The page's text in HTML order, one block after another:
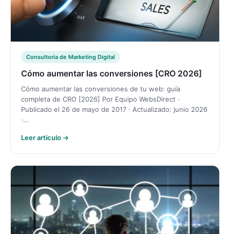
Consultoría de Marketing Digital
Cómo aumentar las conversiones [CRO 2026]
Cómo aumentar las conversiones de tu web: guía
completa de CRO [2026] Por Equipo WebsDirect ·
Publicado el 26 de mayo de 2017 · Actualizado: junio 2026
·…
Leer artículo →